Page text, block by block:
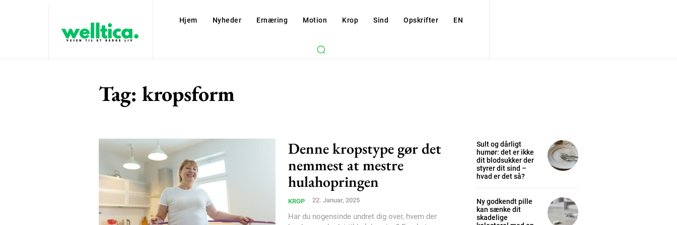
Hjem Nyheder Ernæring Motion Krop Sind Opskrifter EN
Tag: kropsform
Denne kropstype gør det
nemmest at mestre
hulahopringen
KROP 22. Januar, 2025
Har du nogensinde undret dig over, hvem der
Sult og dårligt
humør: det er ikke
dit blodsukker der
styrer dit sind –
hvad er det så?
Ny godkendt pille
kan sænke dit
skadelige